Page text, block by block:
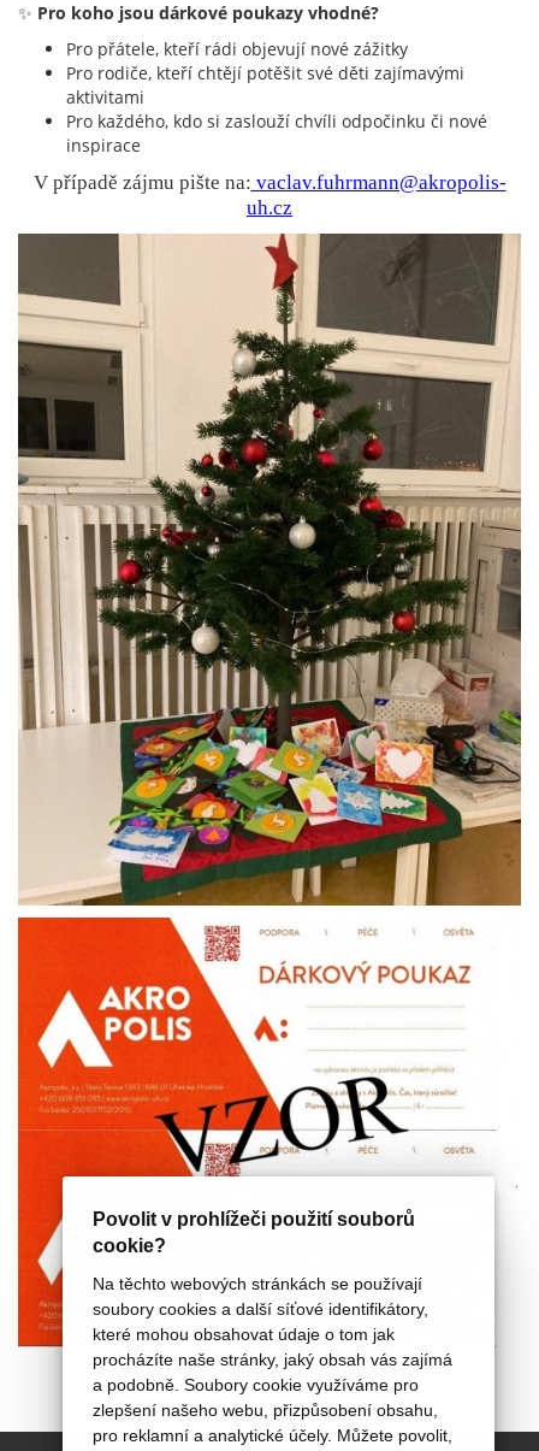
Povolit v prohlížeči použití souborů
cookie?
Na těchto webových stránkách se používají
soubory cookies a další síťové identifikátory,
které mohou obsahovat údaje o tom jak
procházíte naše stránky, jaký obsah vás zajímá
a podobně. Soubory cookie využíváme pro
zlepšení našeho webu, přizpůsobení obsahu,
pro reklamní a analytické účely. Můžete povolit,
✨ Pro koho jsou dárkové poukazy vhodné?
Pro přátele, kteří rádi objevují nové zážitky
Pro rodiče, kteří chtějí potěšit své děti zajímavými
aktivitami
Pro každého, kdo si zaslouží chvíli odpočinku či nové
inspirace
V případě zájmu pište na: vaclav.fuhrmann@akropolis-
uh.cz